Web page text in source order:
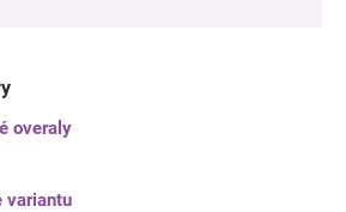
overaly
variantu